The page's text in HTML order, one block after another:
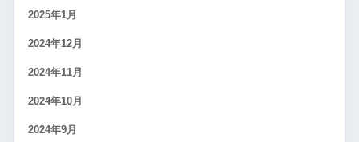
2025年1月
2024年12月
2024年11月
2024年10月
2024年9月